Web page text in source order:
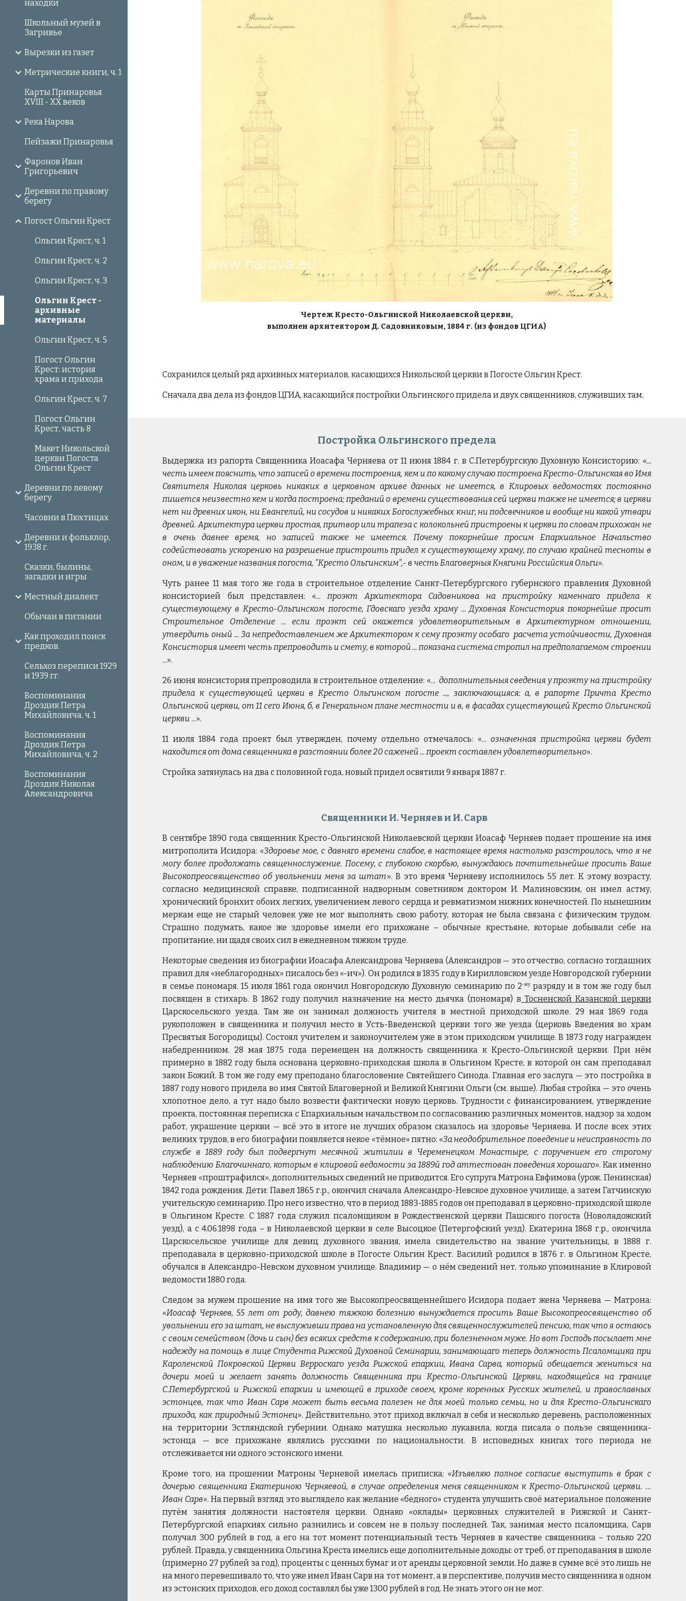
находки
Школьный музей в
Загривье
Вырезки из газет
Метрические книги, ч. 1
Карты Принаровья
XVIII - XX веков
Река Нарова
Пейзажи Принаровья
Фаронов Иван
Григорьевич
Деревни по правому
берегу
Погост Ольгин Крест
Ольгин Крест, ч. 1
Ольгин Крест, ч. 2
Ольгин Крест, ч. 3
Ольгин Крест -
архивные
материалы
Ольгин Крест, ч. 5
Погост Ольгин
Крест: история
храма и прихода
Ольгин Крест, ч. 7
Погост Ольгин
Крест, часть 8
Макет Никольской
церкви Погоста
Ольгин Крест
Деревни по левому
берегу
Часовни в Пюхтицах
Деревни и фольклор,
1938 г.
Сказки, былины,
загадки и игры
Местный диалект
Обычаи в питании
Как проходил поиск
предков.
Сельхоз переписи 1929
и 1939 гг.
Воспоминания
Дроздик Петра
Михайловича, ч. 1
Воспоминания
Дроздик Петра
Михайловича, ч. 2
Воспоминания
Дроздик Николая
Александровича
Чертеж Кресто-Ольгинской Николаевской церкви,
выполнен архитектором Д. Садовниковым, 1884 г. (из фондов ЦГИА)
Сохранился целый ряд архивных материалов, касающихся Никольской церкви в Погосте Ольгин Крест.
Сначала два делаиз фондов ЦГИА, касающийся постройки Ольгинского придела и двух священников, служивших там.
Постройка Ольгинского предела
Выдержка из рапорта Священника Иоасафа Черняева от 11 июня 1884 г. в С.Петербургскую Духовную Консисторию: «...
честь имеем пояснить, что записей о времени построения, кем и по какому случаю построена Кресто-Ольгинская во Имя
Святителя Николая церковь никаких в церковном архиве данных не имеется, в Клировых ведомостях постоянно
пишется неизвестно кем и когда построена; преданий о времени существования сей церкви также не имеется; в церкви
нет ни древних икон, ни Евангелий, ни сосудов и никаких Богослужебных книг, ни подсвечников и вообще ни какой утвари
древней. Архитектура церкви простая, притвор или трапеза с колокольней пристроены к церкви по словам прихожан не
в очень давнее время, но записей также не имеется. Почему покорнейше просим Епархиальное Начальство
содействовать ускорению на разрешение пристроить придел к существующему храму, по случаю крайней тесноты в
оном, и в уважение названия погоста, "Кресто Ольгинским",- в честь Благоверныя Княгини Российския Ольги».
Чуть ранее 11 мая того же года в строительное отделение Санкт-Петербургского губернского правления Духовной
консисторией был представлен: «... проэкт Архитектора Садовникова на пристройку каменнаго придела к
существующему в Кресто-Ольгинском погосте, Гдовскаго уезда храму ... Духовная Консистория покорнейше просит
Строительное Отделение ... если проэкт сей окажется удовлетворительным в Архитектурном отношении,
утвердить оный ... За непредоставлением же Архитектором к сему проэкту особаго расчета устойчивости, Духовная
Консистория имеет честь препроводить и смету, в которой ... показана система стропил на предполагаемом строении
...».
26 июня консистория препроводила в строительное отделение: «... дополнительныя сведения у проэкту на пристройку
придела к существующей церкви в Кресто Ольгинском погосте ..., заключающияся: а, в рапорте Причта Кресто
Ольгинской церкви, от 11 сего Июня, б, в Генеральном плане местности и в, в фасадах существующей Кресто Ольгинской
церкви ...».
11 июля 1884 года проект был утвержден, почему отдельно отмечалось: «...означенная пристройка церкви будет
находится от дома священника в разстоянии более 20 саженей ... проект составлен удовлетворительно».
Стройка затянулась на два с половиной года, новый придел освятили9 января 1887 г.
Священники И. Черняев и И. Сарв
В сентябре 1890 года священник Кресто-Ольгинской Николаевской церкви Иоасаф Черняев подает прошение на имя
митрополита Исидора: «Здоровье мое, с давняго времени слабое, в настоящее время настолько разстроилось, что я не
могу более продолжать священнослужение. Посему, с глубокою скорбью, вынуждаюсь почтительнейше просить Ваше
Высокопреосвященство об увольнении меня за штат». В это время Черняеву исполнилось 55 лет. К этому возрасту,
согласно медицинской справке, подписанной надворным советником доктором И. Малиновским, он имел астму,
хронический бронхит обоих легких, увеличением левого сердца и ревматизмом нижних конечностей. По нынешним
меркам еще не старый человек уже не мог выполнять свою работу, которая не была связана с физическим трудом.
Страшно подумать, какое же здоровье имели его прихожане – обычные крестьяне, которые добывали себе на
пропитание, ни щадя своих сил в ежедневном тяжком труде.
Некоторые сведения из биографии Иоасафа Александрова Черняева (Александров — это отчество, согласно тогдашних
правил для «неблагородных» писалось без «-ич»). Он родился в 1835 году в Кирилловском уезде Новгородской губернии
в семье пономаря. 15 июля 1861 года окончил Новгородскую Духовную семинарию по 2-муразряду и в том же году был
посвящен в стихарь. В 1862 году получил назначение на место дьячка (пономаря) в Тосненской Казанской церкви
Царскосельского уезда. Там же он занимал должность учителя в местной приходской школе. 29 мая 1869 года
рукоположен в священника и получил место в Усть-Введенской церкви того же уезда (церковь Введения во храм
Пресвятыя Богородицы). Состоял учителем и законоучителем уже в этом приходском училище. В 1873 году награжден
набедренником. 28 мая 1875 года перемещен на должность священника к Кресто-Ольгинской церкви. При нём
примерно в 1882 году была основана церковно-приходская школа в Ольгином Кресте, в которой он сам преподавал
закон Божий. В том же году ему преподано благословение Святейшего Синода. Главная его заслуга — это постройка в
1887 году нового придела во имя Святой Благоверной и Великой Княгини Ольги (см. выше). Любая стройка — это очень
хлопотное дело, а тут надо было возвести фактически новую церковь. Трудности с финансированием, утверждение
проекта, постоянная переписка с Епархиальным начальством по согласованию различных моментов, надзор за ходом
работ, украшение церкви — всё это в итоге не лучших образом сказалось на здоровье Черняева. И после всех этих
великих трудов, в его биографии появляется некое «тёмное» пятно: «За неодобрительное поведение и неисправность по
службе в 1889 году был подвергнут месячной житилии в Череменецком Монастыре, с поручением его строгому
наблюдению Благочиннаго, которым в клировой ведомости за 1889й год аттестован поведения хорошаго». Как именно
Черняев «проштрафился», дополнительных сведений не приводится. Его супруга Матрона Евфимова (урож. Пенинская)
1842 года рождения. Дети: Павел 1865 г.р., окончил сначала Александро-Невское духовное училище, а затем Гатчинскую
учительскую семинарию. Про него известно, что в период 1883-1885 годов он преподавал в церковно-приходской школе
в Ольгином Кресте. С 1887 года служил псаломщиком в Рождественской церкви Пашского погоста (Новоладожский
уезд), а с 4.06.1898 года – в Николаевской церкви в селе Высоцкое (Петергофский уезд). Екатерина 1868 г.р., окончила
Царскосельское училище для девиц духовного звания, имела свидетельство на звание учительницы, в 1888 г.
преподавала в церковно-приходской школе в Погосте Ольгин Крест. Василий родился в 1876 г. в Ольгином Кресте,
обучался в Александро-Невском духовном училище. Владимир — о нём сведений нет, только упоминание в Клировой
ведомости 1880 года.
Следом за мужем прошение на имя того же Высокопреосвященнейшего Исидора подает жена Черняева — Матрона:
«Иоасаф Черняев, 55 лет от роду, давнею тяжкою болезнию вынуждается просить Ваше Высокопреосвященство об
увольнении его за штат, не выслуживши права на установленную для священнослужителей пенсию, так что я остаюсь
с своим семейством (дочь и сын) без всяких средств к содержанию, при болезненном муже. Но вот Господь посылает мне
надежду на помощь в лице Студента Рижской Духовной Семинарии, занимающаго теперь должность Псаломщика при
Кароленской Покровской Церкви Верроскаго уезда Рижской епархии, Ивана Сарва, который обещается жениться на
дочери моей и желает занять должность Священника при Кресто-Ольгинской Церкви, находящейся на границе
С.Петербургской и Рижской епархии и имеющей в приходе своем, кроме коренных Русских жителей, и православных
эстонцев, так что Иван Сарв может быть весьма полезен не для моей только семьи, но и для Кресто-Ольгинскаго
прихода, как природный Эстонец». Действительно, этот приход включал в себя и несколько деревень, расположенных
на территории Эстляндской губернии. Однако матушка несколько лукавила, когда писала о пользе священника-
эстонца — все прихожане являлись русскими по национальности. В исповедных книгах того периода не
отслеживается ни одного эстонского имени.
Кроме того, на прошении Матроны Черневой имелась приписка: «Изъявляю полное согласие выступить в брак с
дочерью священника Екатериною Черняевой, в случае определения меня священником к Кресто-Ольгинской церкви. …
Иван Сарв». На первый взгляд это выглядело как желание «бедного» студента улучшить своё материальное положение
путём занятия должности настоятеля церкви. Однако «оклады» церковных служителей в Рижской и Санкт-
Петербургской епархиях сильно разнились и совсем не в пользу последней. Так, занимая место псаломщика, Сарв
получал 300 рублей в год, а его на тот момент потенциальный тесть Черняев в качестве священника – только 220
рублей. Правда, у священника Ольгина Креста имелись еще дополнительные доходы: от треб, от преподавания в школе
(примерно 27 рублей за год), проценты с ценных бумаг и от аренды церковной земли. Но даже в сумме всё это лишь не
на много перевешивало то, что уже имел Иван Сарв на тот момент, а в перспективе, получив место священника в одном
из эстонских приходов, его доход составлял бы уже 1300 рублей в год. Не знать этого он не мог.